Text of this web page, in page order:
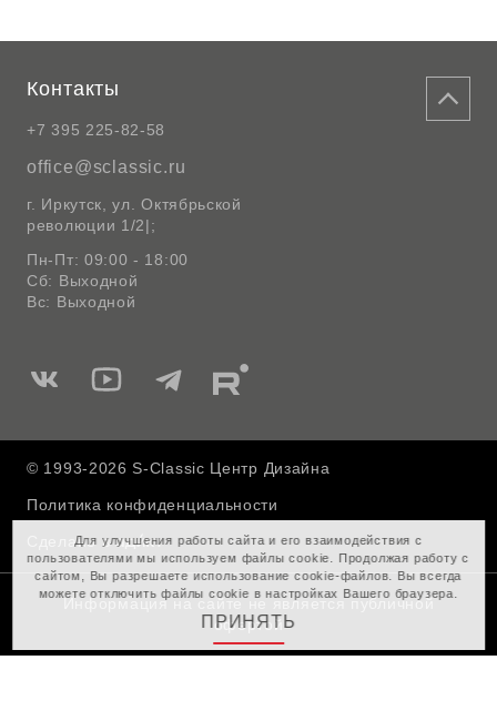
Контакты
+7 395 225-82-58
office@sclassic.ru
г. Иркутск, ул. Октябрьской
революции 1/2|;
Пн-Пт: 09:00 - 18:00
Сб: Выходной
Вс: Выходной
Мы
Вконтакте
Мы
Ютуб
Мы
Telegram
Мы
Rutube
© 1993-2026 S-Classic Центр Дизайна
Политика конфиденциальности
Сделано в
Информация на сайте не является публичной
офертой
Для улучшения работы сайта и его взаимодействия с
пользователями мы используем файлы cookie. Продолжая работу с
сайтом, Вы разрешаете использование cookie-файлов. Вы всегда
можете отключить файлы cookie в настройках Вашего браузера.
ПРИНЯТЬ